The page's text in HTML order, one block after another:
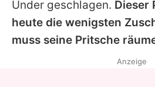
Under geschlagen. Dieser
heute die wenigsten
muss seine Pritsche
Anzeige